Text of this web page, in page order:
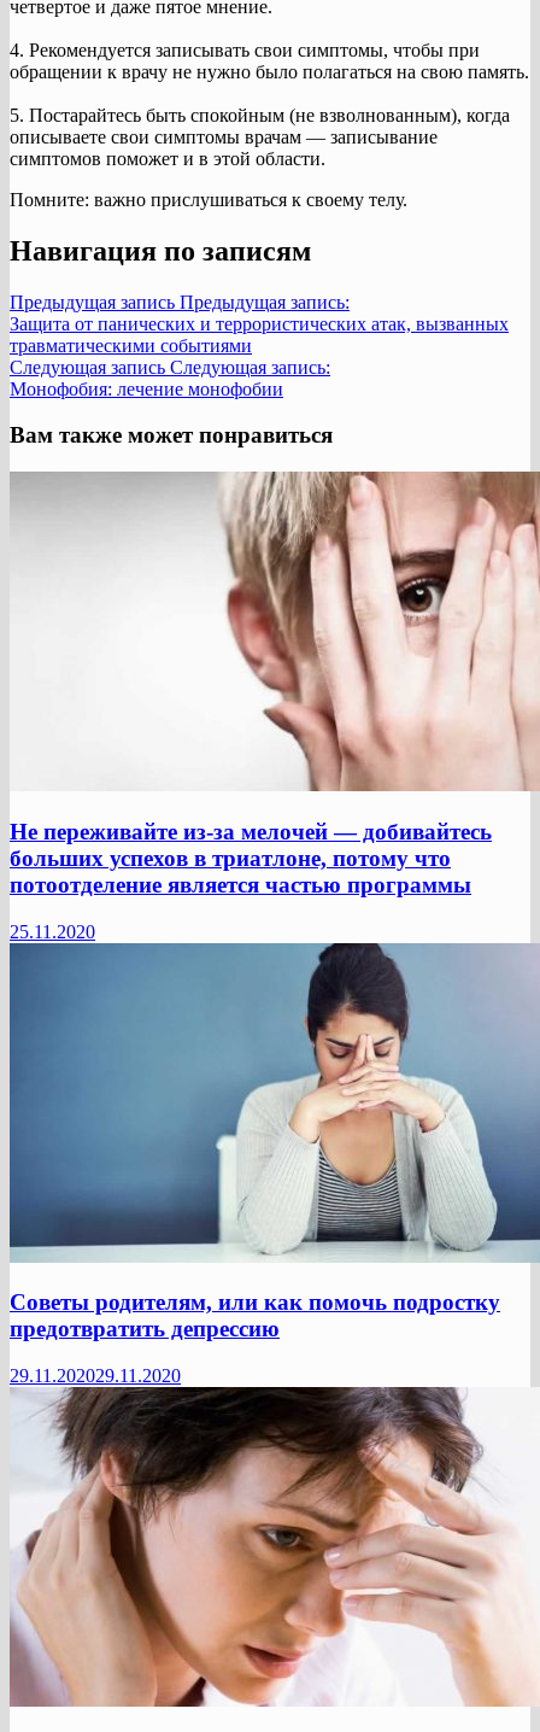
четвертое и даже пятое мнение.
4. Рекомендуется записывать свои симптомы, чтобы при
обращении к врачу не нужно было полагаться на свою память.
5. Постарайтесь быть спокойным (не взволнованным), когда
описываете свои симптомы врачам — записывание
симптомов поможет и в этой области.
Помните: важно прислушиваться к своему телу.
Навигация по записям
Предыдущая запись Предыдущая запись:
Защита от панических и террористических атак, вызванных
травматическими событиями
Следующая запись Следующая запись:
Монофобия: лечение монофобии
Вам также может понравиться
Не переживайте из-за мелочей — добивайтесь
больших успехов в триатлоне, потому что
потоотделение является частью программы
25.11.2020
Советы родителям, или как помочь подростку
предотвратить депрессию
29.11.202029.11.2020